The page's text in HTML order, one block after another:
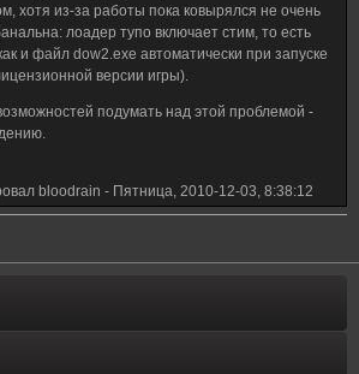
хотя из-за работы пока ковырялся не очень
лоадер тупо включает стим, то есть
и файл dow2.exe автоматически при запуске
версии игры).
подумать над этой проблемой -
bloodrain - Пятница, 2010-12-03, 8:38:12